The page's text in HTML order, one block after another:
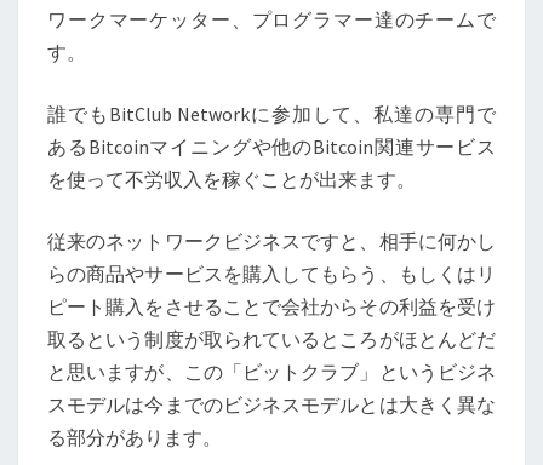
ワークマーケッター、プログラマー達のチームで
す。
誰でもBitClub Networkに参加して、私達の専門で
あるBitcoinマイニングや他のBitcoin関連サービス
を使って不労収入を稼ぐことが出来ます。
従来のネットワークビジネスですと、相手に何かし
らの商品やサービスを購入してもらう、もしくはリ
ピート購入をさせることで会社からその利益を受け
取るという制度が取られているところがほとんどだ
と思いますが、この「ビットクラブ」というビジネ
スモデルは今までのビジネスモデルとは大きく異な
る部分があります。